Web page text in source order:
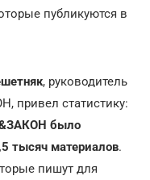
публикуются в
, руководитель
привел статистику:
было
тысяч материалов.
пишут для